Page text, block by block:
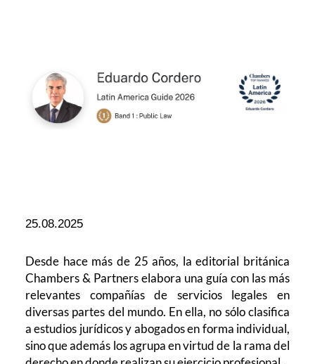
25.08.2025
Desde hace más de 25 años, la editorial británica
Chambers & Partners elabora una guía con las más
relevantes compañías de servicios legales en
diversas partes del mundo. En ella, no sólo clasifica
a estudios jurídicos y abogados en forma individual,
sino que además los agrupa en virtud de la rama del